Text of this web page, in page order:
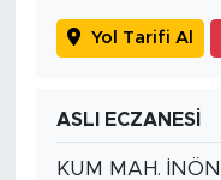
Yol Tarifi Al
ASLI ECZANESİ
KUM MAH.